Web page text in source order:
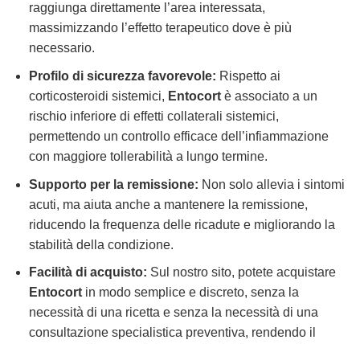
raggiunga direttamente l’area interessata,
massimizzando l’effetto terapeutico dove è più
necessario.
Profilo di sicurezza favorevole: Rispetto ai
corticosteroidi sistemici, Entocortè associato a un
rischio inferiore di effetti collaterali sistemici,
permettendo un controllo efficace dell’infiammazione
con maggiore tollerabilità a lungo termine.
Supporto per la remissione: Non solo allevia i sintomi
acuti, ma aiuta anche a mantenere la remissione,
riducendo la frequenza delle ricadute e migliorando la
stabilità della condizione.
Facilità di acquisto: Sul nostro sito, potete acquistare
Entocortin modo semplice e discreto, senza la
necessità di una ricetta e senza la necessità di una
consultazione specialistica preventiva, rendendo il